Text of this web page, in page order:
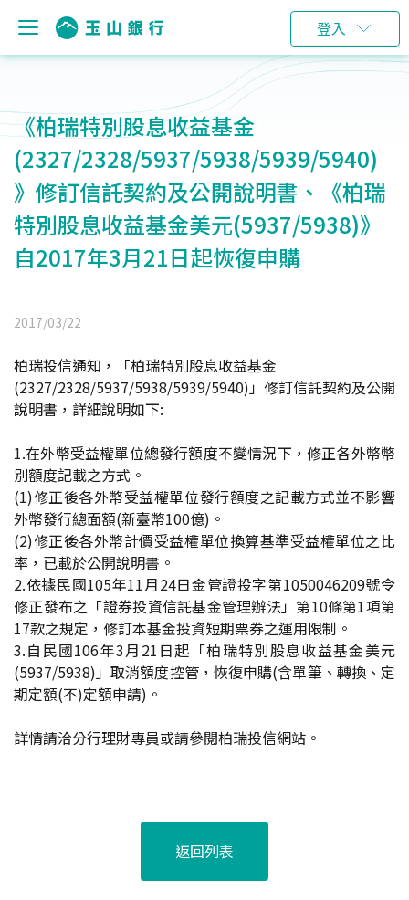
登入
《柏瑞特別股息收益基金
(2327/2328/5937/5938/5939/5940)
》修訂信託契約及公開說明書、《柏瑞
特別股息收益基金美元(5937/5938)》
自2017年3月21日起恢復申購
2017/03/22
柏瑞投信通知，「柏瑞特別股息收益基金
(2327/2328/5937/5938/5939/5940)」修訂信託契約及公開
說明書，詳細說明如下:
1.在外幣受益權單位總發行額度不變情況下，修正各外幣幣
別額度記載之方式。
(1)修正後各外幣受益權單位發行額度之記載方式並不影響
外幣發行總面額(新臺幣100億)。
(2)修正後各外幣計價受益權單位換算基準受益權單位之比
率，已載於公開說明書。
2.依據民國105年11月24日金管證投字第1050046209號令
修正發布之「證券投資信託基金管理辦法」第10條第1項第
17款之規定，修訂本基金投資短期票券之運用限制。
3.自民國106年3月21日起「柏瑞特別股息收益基金美元
(5937/5938)」取消額度控管，恢復申購(含單筆、轉換、定
期定額(不)定額申請)。
詳情請洽分行理財專員或請參閱柏瑞投信網站。
返回列表